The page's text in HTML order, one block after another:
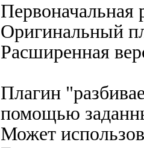
Первоначальная
Оригинальный
Расширенная
Плагин
помощью
Может